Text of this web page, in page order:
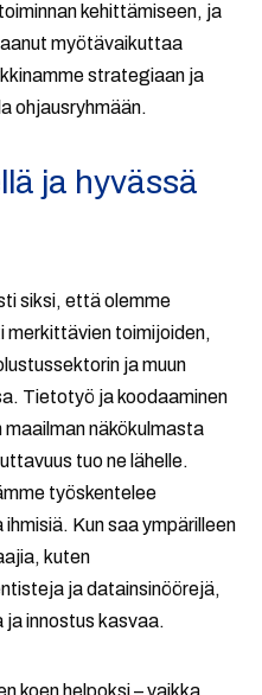
kehittämiseen, ja
myötävaikuttaa
strategiaan ja
ohjausryhmään.
ja hyvässä
siksi, että olemme
merkittävien toimijoiden,
ja muun
Tietotyö ja koodaaminen
näkökulmasta
tuo ne lähelle.
työskentelee
Kun saa ympärilleen
kuten
ja datainsinöörejä,
ja innostus kasvaa.
koen helpoksi – vaikka